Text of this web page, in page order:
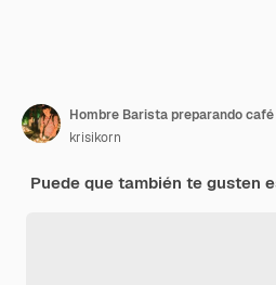
krisikorn
Puede que también te gusten